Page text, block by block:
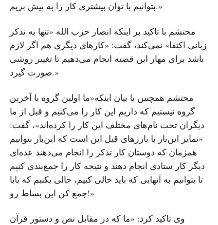
بتوانیم با توان بیشتری کار را به پیش بریم.»
محتشم با تاکید بر اینکه انصار حزب الله «تنها به تذکر
زبانی اکتفا» نمی‌کند، گفت: «کارهای دیگری هم اگر لازم
باشد برای مهار این قضیه انجام می‌دهیم تا تغییر روشی
صورت گیرد.»
محتشم همچنین با بیان اینکه«ما اولین گروه یا آخرین
گروه نیستیم که داریم این کار را می‌کنیم و قبل از ما
دیگران تحت نام‌های مختلف این کار را کرده‌اند»، گفت:
«تمایز این‌بار با بارز‌های قبل این است که این‌بار بتوانیم
همزمان که دوستان کار تذکر را انجام می‌دهند عده‌ای
دیگر کار ستادی انجام دهند و نتیجه کار را جمع‌بندی کنیم
تا بتوانیم به آنهایی که باید حالی کنیم، حالی بکنیم که بابا
جمع کن این بساط‌ رو!»
وی تاکید کرد: «ما که در مقابل نص و دستور قرآن